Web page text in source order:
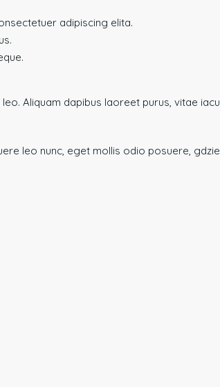
adipiscing elita.
Aliquam dapibus laoreet purus, vitae
leo nunc, eget mollis odio posuere,